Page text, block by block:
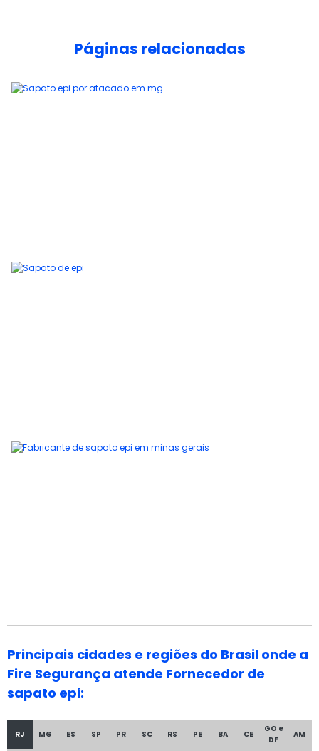
Páginas relacionadas
Principais cidades e regiões do Brasil onde a
Fire Segurança atende Fornecedor de
sapato epi:
RJ MG ES SP PR SC RS PE BA CE
GO e
DF
AM